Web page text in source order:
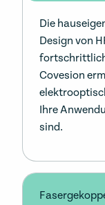
Die
Design von
Covesion
Ihre
sind.